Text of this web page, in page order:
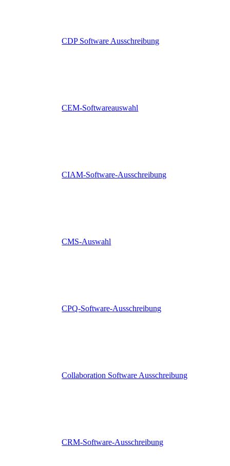
CDP Software Ausschreibung
CEM-Softwareauswahl
CIAM-Software-Ausschreibung
CMS-Auswahl
CPQ-Software-Ausschreibung
Collaboration Software Ausschreibung
CRM-Software-Ausschreibung